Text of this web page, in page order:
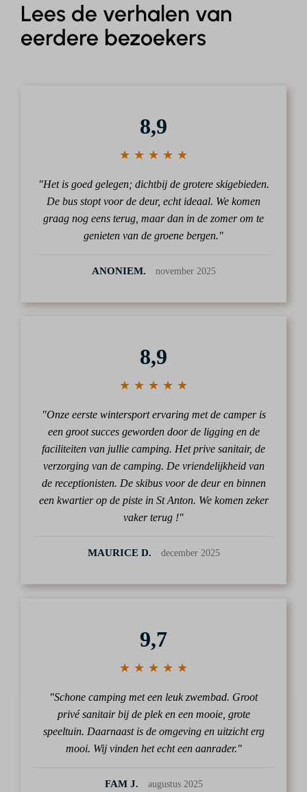
Lees de verhalen van
eerdere bezoekers
8,9
★ ★ ★ ★ ★
"Het is goed gelegen; dichtbij de grotere skigebieden.
De bus stopt voor de deur, echt ideaal. We komen
graag nog eens terug, maar dan in de zomer om te
genieten van de groene bergen."
ANONIEM. november 2025
8,9
★ ★ ★ ★ ★
"Onze eerste wintersport ervaring met de camper is
een groot succes geworden door de ligging en de
faciliteiten van jullie camping. Het prive sanitair, de
verzorging van de camping. De vriendelijkheid van
de receptionisten. De skibus voor de deur en binnen
een kwartier op de piste in St Anton. We komen zeker
vaker terug !"
MAURICE D. december 2025
9,7
★ ★ ★ ★ ★
"Schone camping met een leuk zwembad. Groot
privé sanitair bij de plek en een mooie, grote
speeltuin. Daarnaast is de omgeving en uitzicht erg
mooi. Wij vinden het echt een aanrader."
FAM J. augustus 2025